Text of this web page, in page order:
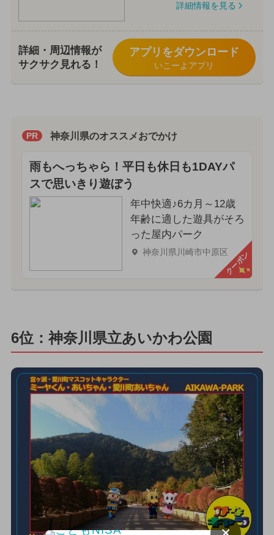
詳細情報を見る
詳細・周辺情報が
サクサク見れる！
アプリをダウンロード
いこーよアプリ
PR 神奈川県のオススメおでかけ
雨もへっちゃら！平日も休日も1DAYパ
スで思いきり遊ぼう
年中快適♪6カ月～12歳
年齢に適した遊具がそろ
った屋内パーク
神奈川県川崎市中原区クーポン
6位：神奈川県立あいかわ公園